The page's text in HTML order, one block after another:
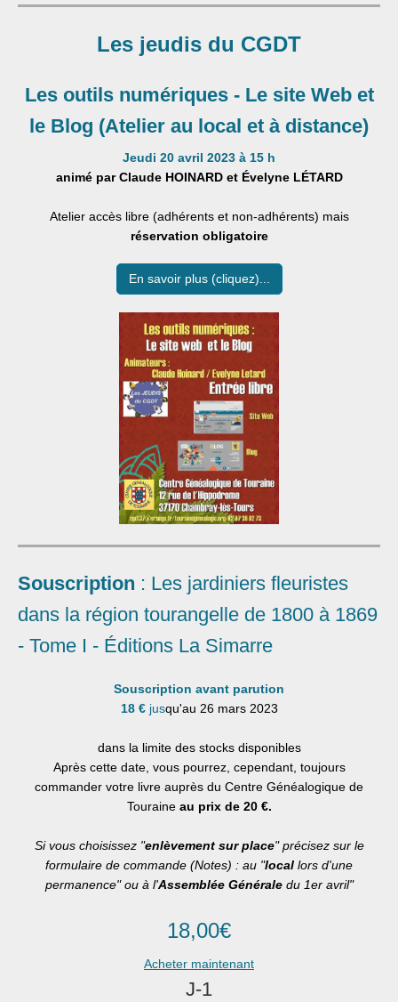
Les jeudis du CGDT
Les outils numériques - Le site Web et
le Blog (Atelier au local et à distance)
Jeudi 20 avril 2023 à 15 h
animé par Claude HOINARD et Évelyne LÉTARD
Atelier accès libre (adhérents et non-adhérents) mais
réservation obligatoire
En savoir plus (cliquez)...
Souscription : Les jardiniers fleuristes
dans la région tourangelle de 1800 à 1869
- Tome I - Éditions La Simarre
Souscription avant parution
18 € jusqu'au 26 mars 2023
dans la limite des stocks disponibles
Après cette date, vous pourrez, cependant, toujours
commander votre livre auprès du Centre Généalogique de
Touraine au prix de 20 €.
Si vous choisissez "enlèvement sur place" précisez sur le
formulaire de commande (Notes) : au "local lors d'une
permanence" ou à l'Assemblée Généraledu 1er avril"
18,00€
Acheter maintenant
J-1